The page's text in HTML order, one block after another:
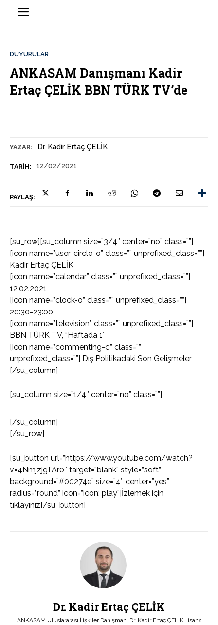
YAZAR: Dr. Kadir Ertaç ÇELİK
TARIH: 12/02/2021
PAYLAŞ:
DUYURULAR
ANKASAM Danışmanı Kadir
Ertaç ÇELİK BBN TÜRK TV’de
[su_row][su_column size=”3/4″ center=”no” class=””]
[icon name=”user-circle-o” class=”” unprefixed_class=””]
Kadir Ertaç ÇELİK
[icon name=”calendar” class=”” unprefixed_class=””]
12.02.2021
[icon name=”clock-o” class=”” unprefixed_class=””]
20:30-23:00
[icon name=”television” class=”” unprefixed_class=””]
BBN TÜRK TV, “Haftada 1″
[icon name=”commenting-o” class=””
unprefixed_class=””] Dış Politikadaki Son Gelişmeler
[/su_column]
[su_column size=”1/4″ center=”no” class=””]
[/su_column]
[/su_row]
[su_button url=”https://www.youtube.com/watch?
v=4NmjzjgTAr0″ target=”blank” style=”soft”
background=”#00274e” size=”4″ center=”yes”
radius=”round” icon=”icon: play”]İzlemek için
tıklayınız[/su_button]
Dr. Kadir Ertaç ÇELİK
ANKASAM Uluslararası İlişkiler Danışmanı Dr. Kadir Ertaç ÇELİK, lisans